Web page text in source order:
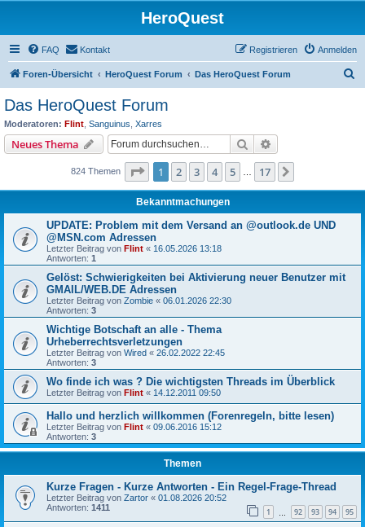
HeroQuest
FAQ Kontakt Anmelden
Registrieren
Foren-Übersicht HeroQuest Forum Das HeroQuest Forum
Das HeroQuest Forum
Moderatoren: Flint Sanguinus Xarres
Neues Thema Suche
824 Themen Seite 1von 17
1 2 3 4 5 17
Bekanntmachungen
UPDATE: Problem mit dem Versand an @outlook.de UND
@MSN.com Adressen
Letzter Beitrag von Flint « 16.05.2026 13:18
Antworten: 1
Gelöst: Schwierigkeiten bei Aktivierung neuer Benutzer mit
GMAIL/WEB.DE Adressen
Letzter Beitrag von Zombie « 06.01.2026 22:30
Antworten: 3
Wichtige Botschaft an alle - Thema
Urheberrechtsverletzungen
Letzter Beitrag von Wired « 26.02.2022 22:45
Antworten: 3
Wo finde ich was ? Die wichtigsten Threads im Überblick
Letzter Beitrag von Flint « 14.12.2011 09:50
Hallo und herzlich willkommen (Forenregeln, bitte lesen)
Letzter Beitrag von Flint « 09.06.2016 15:12
Antworten: 3
Themen
Kurze Fragen - Kurze Antworten - Ein Regel-Frage-Thread
Letzter Beitrag von Zartor « 01.08.2026 20:52
Antworten: 1411 1 92 93 94 95